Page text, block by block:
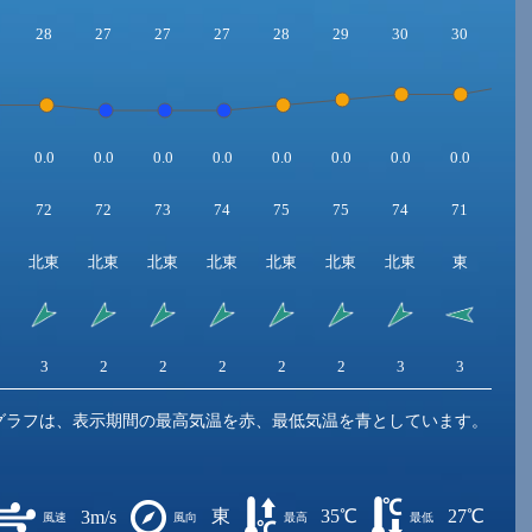
28 27 27 27 28 29 30 30
0.0 0.0 0.0 0.0 0.0 0.0 0.0 0.0
72 72 73 74 75 75 74 71
北東 北東 北東 北東 北東 北東 北東 東
3 2 2 2 2 2 3 3
フは、表示期間の最高気温を赤、最低気温を青としています。
風速 3m/s 風向 東 最高 35℃ 最低 27℃